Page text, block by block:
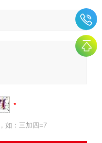
如：三加四=7